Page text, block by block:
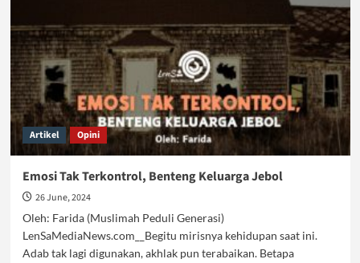
Keluarga
Artikel Opini
Emosi Tak Terkontrol, Benteng Keluarga Jebol
26 June, 2024
Oleh: Farida (Muslimah Peduli Generasi)
LenSaMediaNews.com__Begitu mirisnya kehidupan saat ini.
Adab tak lagi digunakan, akhlak pun terabaikan. Betapa